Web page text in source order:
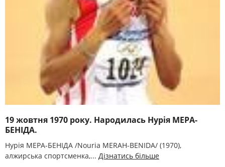
19 жовтня 1970 року. Народилась Нурія МЕРА-
БЕНІДА.
Нурія МЕРА-БЕНІДА /Nouria MERAH-BENIDA/ (1970),
алжирська спортсменка,... Дізнатись більше